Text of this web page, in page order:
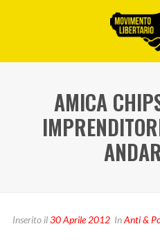
AMICA
Inserito il30 Aprile 2012 InAnti &